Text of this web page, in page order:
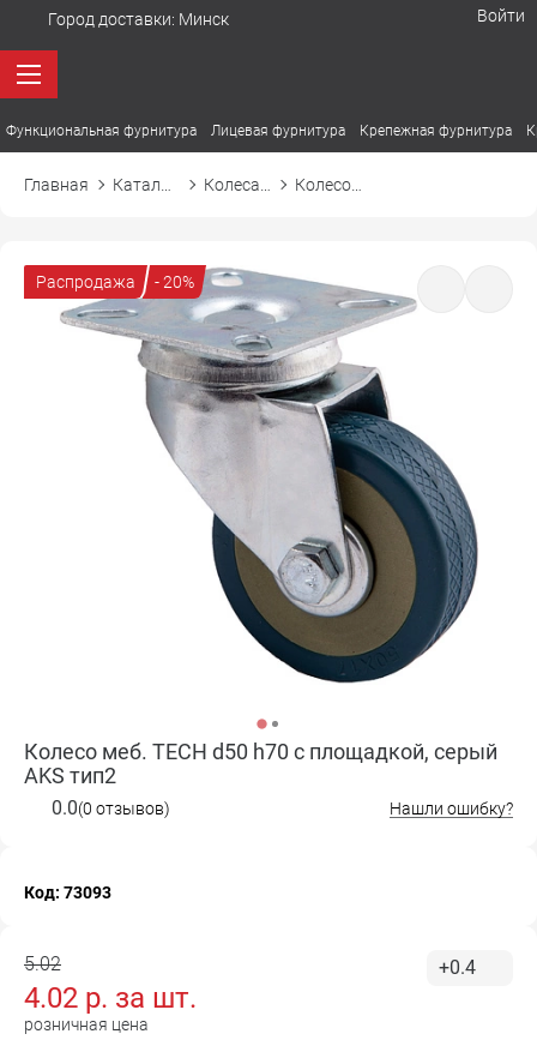
Город доставки: Минск Войти
Функциональная фурнитура Лицевая фурнитура Крепежная фурнитура
Главная
Распродажа - 20%
Колесо меб. TECH d50 h70 с площадкой, серый
AKS тип2
0.0(0 отзывов) Нашли ошибку?
Код: 73093
5.02
4.02 р. за шт.
розничная цена
+0.4